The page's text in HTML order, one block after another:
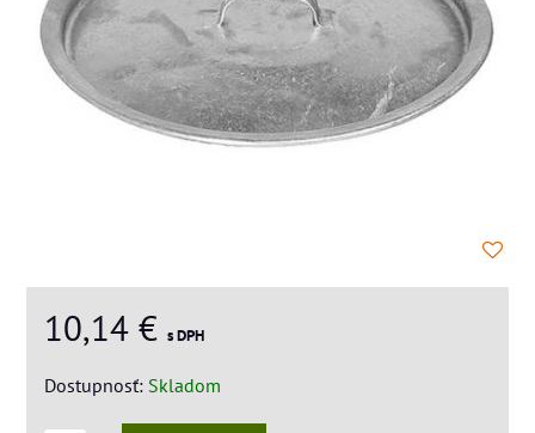
10,14 € s DPH
Dostupnosť: Skladom